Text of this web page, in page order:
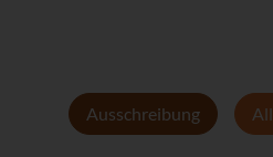
Ausschreibung